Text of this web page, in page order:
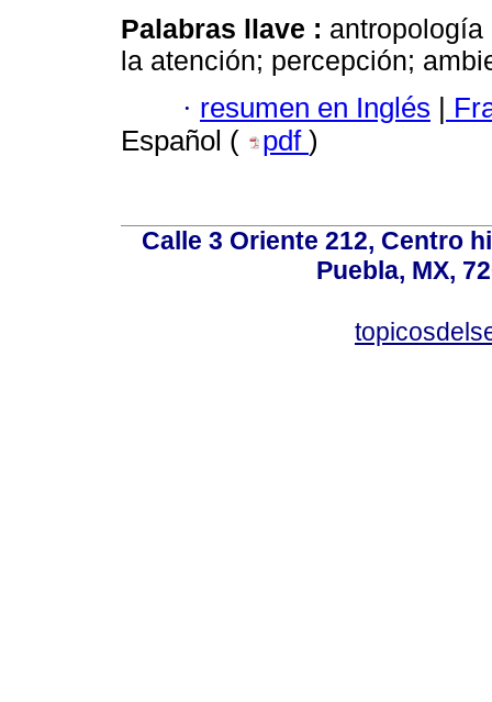
Palabras llave :
la atención; percepción;
· resumen en Inglés |
Español (
pdf )
Calle 3 Oriente 212, Centro
Puebla, MX,